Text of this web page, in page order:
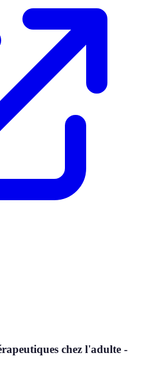
chez l'adulte -